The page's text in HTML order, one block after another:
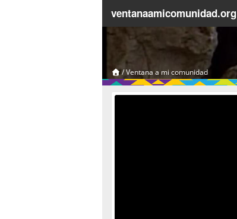
ventanaamicomunidad.org
/Ventana a mi comunidad